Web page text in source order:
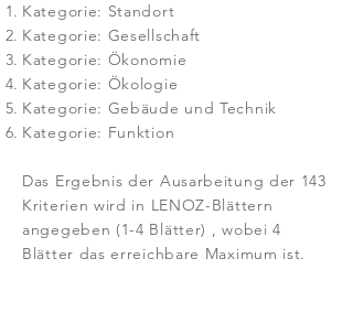
Kategorie: Standort
Kategorie: Gesellschaft
Kategorie: Ökonomie
Kategorie: Ökologie
Kategorie: Gebäude und Technik
Kategorie: Funktion
Das Ergebnis der Ausarbeitung der 143
Kriterien wird in LENOZ-Blättern
angegeben (1-4 Blätter) , wobei 4
Blätter das erreichbare Maximum ist.